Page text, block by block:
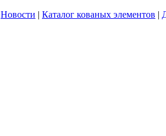
Новости | Каталог кованых элементов |